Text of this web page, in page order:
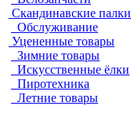
Скандинавские палки
Обслуживание
Уцененные товары
Зимние товары
Искусственные ёлки
Пиротехника
Летние товары